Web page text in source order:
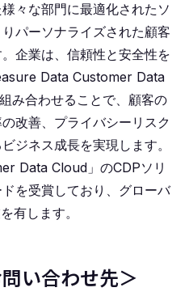
々な部門に最適化されたソ
パーソナライズされた顧客
企業は、信頼性と安全性を
Data Customer Data
み合わせることで、顧客の
改善、プライバシーリスク
ジネス成長を実現します。
Data Cloud」のCDPソリ
を受賞しており、グローバ
有します。
い合わせ先＞